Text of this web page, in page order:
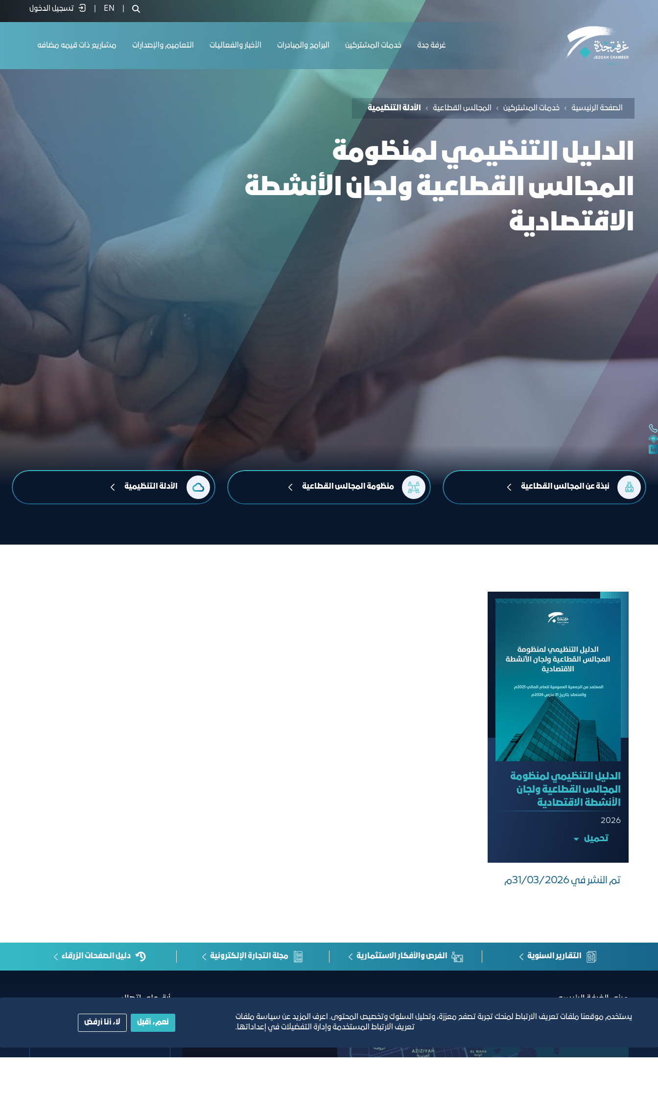
EN تسجيل الدخول
ﻏﺮﻓﺔ ﺟﺪة ﺧﺪﻣﺎت المشتركين البرامج والمبادرات الأخبار والفعاليات التعاميم والإصدارات مشاريع ذات قيمه مضافه
الصفحة الرئيسية ﺧﺪﻣﺎت المشتركين اﻟﻤﺠﺎﻟﺲ اﻟﻘﻄﺎﻋﯿﺔ الأدلة التنظيمية
الدليل التنظيمي لمنظومة
المجالس القطاعية ولجان الأنشطة
الاقتصادية
نبذة عن المجالس القطاعية منظومة المجالس القطاعية الأدلة التنظيمية
الدليل التنظيمي لمنظومة
المجالس القطاعية ولجان
الأنشطة الاقتصادية
2026
تحميل
تم النشر في 31/03/2026م
التقارير السنوية الفرص والأفكار الاستثمارية مجلة التجارة الإلكترونية دليل الصفحات الزرقاء
مبنى الغرفة الرئيسي أبق على اتصال
خدمة العملاء
يستخدم موقعنا ملفات تعريف الارتباط لمنحك تجربة تصفح معززة، وتحليل السلوك وتخصيص المحتوى. اعرف المزيد عن سياسة ملفات
تعريف الارتباط المستخدمة وإدارة التفضيلات في إعداداتها.
نعم، أقبل لا، أنا أرفض